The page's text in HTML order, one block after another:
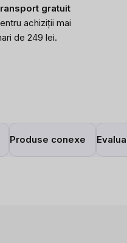
gratuit
achiziții mai
de 249 lei.
Produse conexe